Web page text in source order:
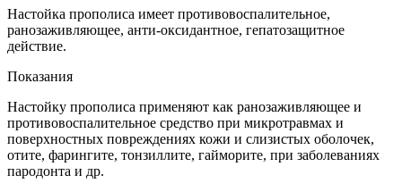
Настойка прополиса имеет противовоспалительное,
ранозаживляющее, анти-оксидантное, гепатозащитное
действие.
Показания
Настойку прополиса применяют как ранозаживляющее и
противовоспалительное средство при микротравмах и
поверхностных повреждениях кожи и слизистых оболочек,
отите, фарингите, тонзиллите, гайморите, при заболеваниях
пародонта и др.